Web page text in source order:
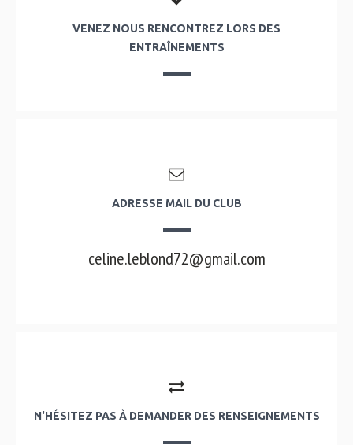
VENEZ NOUS RENCONTREZ LORS DES
ENTRAÎNEMENTS
ADRESSE MAIL DU CLUB
celine.leblond72@gmail.com
N'HÉSITEZ PAS À DEMANDER DES RENSEIGNEMENTS